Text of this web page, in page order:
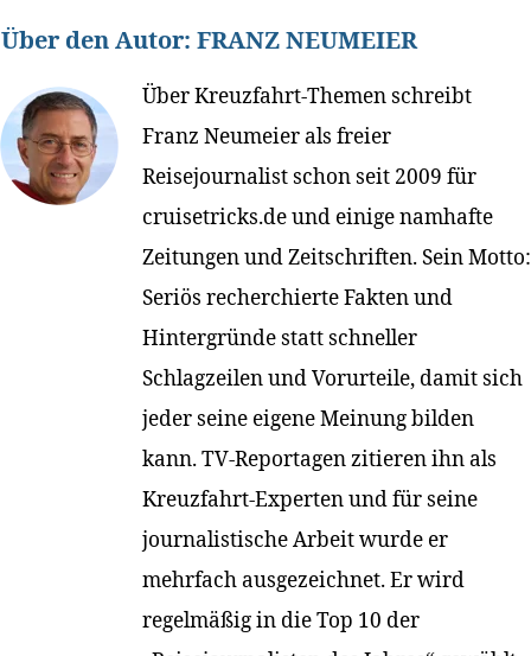
Über den Autor: FRANZ NEUMEIER
Über Kreuzfahrt-Themen schreibt
Franz Neumeier als freier
Reisejournalist schon seit 2009 für
cruisetricks.de und einige namhafte
Zeitungen und Zeitschriften. Sein Motto:
Seriös recherchierte Fakten und
Hintergründe statt schneller
Schlagzeilen und Vorurteile, damit sich
jeder seine eigene Meinung bilden
kann. TV-Reportagen zitieren ihn als
Kreuzfahrt-Experten und für seine
journalistische Arbeit wurde er
mehrfach ausgezeichnet. Er wird
regelmäßig in die Top 10 der